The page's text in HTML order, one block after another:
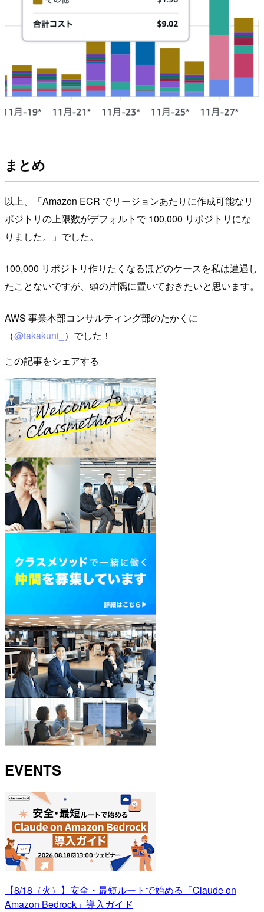
まとめ
以上、「Amazon ECR でリージョンあたりに作成可能なリ
ポジトリの上限数がデフォルトで 100,000 リポジトリにな
りました。」でした。
100,000 リポジトリ作りたくなるほどのケースを私は遭遇し
たことないですが、頭の片隅に置いておきたいと思います。
AWS 事業本部コンサルティング部のたかくに
（@takakuni_ ）でした！
この記事をシェアする
EVENTS
【8/18（火）】安全・最短ルートで始める「Claude on
Amazon Bedrock」導入ガイド